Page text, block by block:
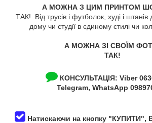
А МОЖНА З ЦИМ ПРИНТОМ
ТАК! Від трусів і футболок, худі і
дому чи студії в єдиному стилі чи
А МОЖНА ЗІ СВОЇМ
ТАК!
КОНСУЛЬТАЦІЯ: Viber
Telegram, WhatsApp
Натискаючи на кнопку "КУПИТИ",